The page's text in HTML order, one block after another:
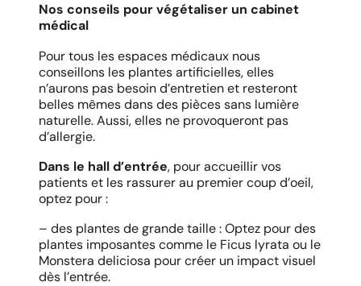
Nos conseils pour végétaliser un cabinet
médical
Pour tous les espaces médicaux nous
conseillons les plantes artificielles, elles
n’aurons pas besoin d’entretien et resteront
belles mêmes dans des pièces sans lumière
naturelle. Aussi, elles ne provoqueront pas
d’allergie.
Dans le hall d’entrée, pour accueillir vos
patients et les rassurer au premier coup d’oeil,
optez pour :
– des plantes de grande taille : Optez pour des
plantes imposantes comme le Ficus lyrata ou le
Monstera deliciosa pour créer un impact visuel
dès l’entrée.